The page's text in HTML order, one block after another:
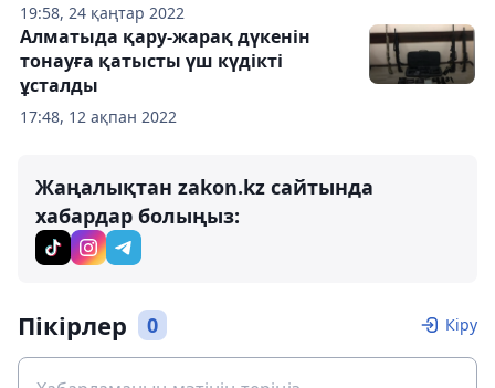
19:58, 24 қаңтар 2022
17:48, 12 ақпан 2022
Алматыда қару-жарақ дүкенін
тонауға қатысты үш күдікті
ұсталды
Жаңалықтан zakon.kz сайтында
хабардар болыңыз:
Пікірлер 0 Кіру